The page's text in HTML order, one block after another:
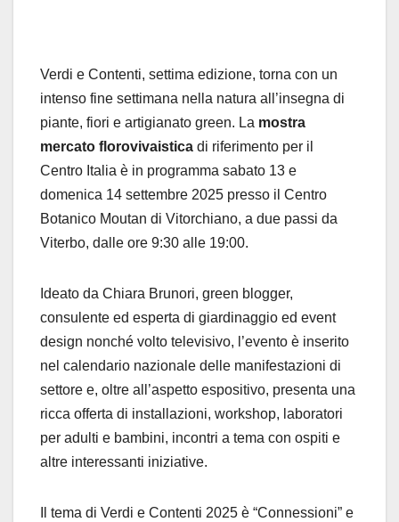
Verdi e Contenti, settima edizione, torna con un
intenso fine settimana nella natura all’insegna di
piante, fiori e artigianato green. La mostra
mercato florovivaistica di riferimento per il
Centro Italia è in programma sabato 13 e
domenica 14 settembre 2025 presso il Centro
Botanico Moutan di Vitorchiano, a due passi da
Viterbo, dalle ore 9:30 alle 19:00.
Ideato da Chiara Brunori, green blogger,
consulente ed esperta di giardinaggio ed event
design nonché volto televisivo, l’evento è inserito
nel calendario nazionale delle manifestazioni di
settore e, oltre all’aspetto espositivo, presenta una
ricca offerta di installazioni, workshop, laboratori
per adulti e bambini, incontri a tema con ospiti e
altre interessanti iniziative.
Il tema di Verdi e Contenti 2025 è “Connessioni” e